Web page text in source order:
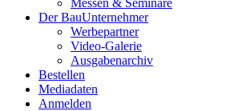
Messen & Seminare
Der BauUnternehmer
Werbepartner
Video-Galerie
Ausgabenarchiv
Bestellen
Mediadaten
Anmelden